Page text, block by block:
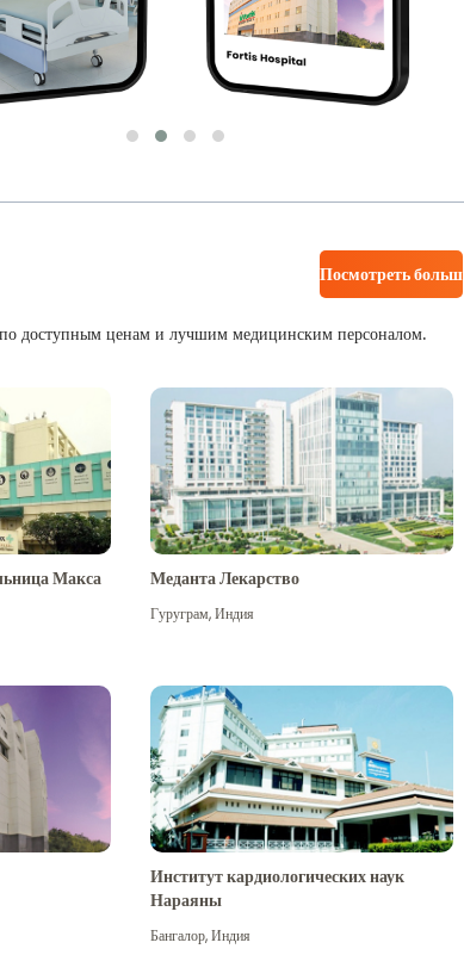
Посмотреть больше
доступным ценам и лучшим медицинским персоналом.
Макса
Меданта Лекарство
Гуруграм,Индия
Институт кардиологических наук
Нараяны
Бангалор,Индия